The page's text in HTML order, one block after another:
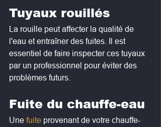
Tuyaux rouillés
La rouille peut affecter la qualité de
l'eau et entraîner des fuites. Il est
essentiel de faire inspecter ces tuyaux
par un professionnel pour éviter des
problèmes futurs.
Fuite du chauffe-eau
Une fuite provenant de votre chauffe-